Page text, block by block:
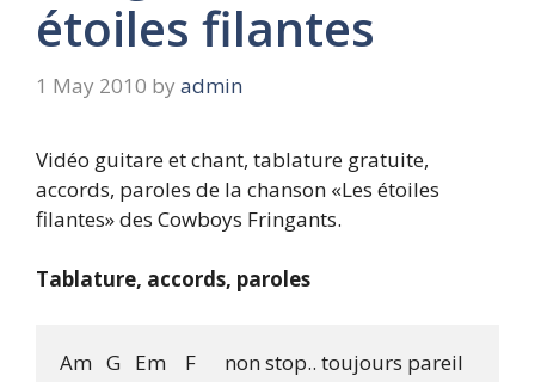
étoiles filantes
1 May 2010 by admin
Vidéo guitare et chant, tablature gratuite,
accords, paroles de la chanson «Les étoiles
filantes» des Cowboys Fringants.
Tablature, accords, paroles
Am   G   Em    F      non stop.. toujours pareil